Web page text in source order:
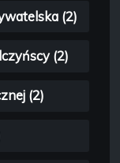
(2)
(2)
(2)